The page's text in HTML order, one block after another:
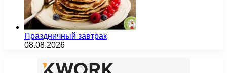
Праздничный завтрак
08.08.2026